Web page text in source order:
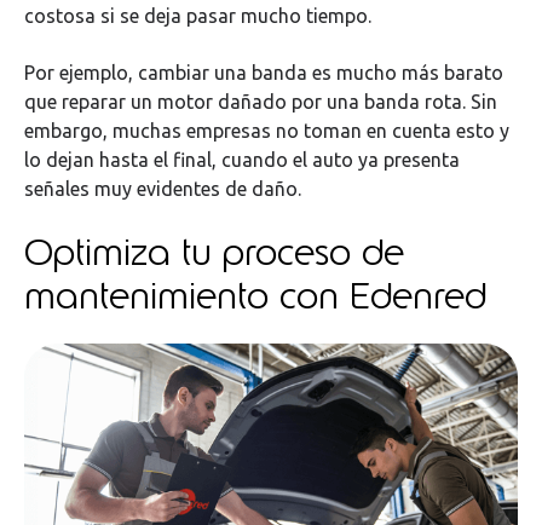
costosa si se deja pasar mucho tiempo.
Por ejemplo, cambiar una banda es mucho más barato
que reparar un motor dañado por una banda rota. Sin
embargo, muchas empresas no toman en cuenta esto y
lo dejan hasta el final, cuando el auto ya presenta
señales muy evidentes de daño.
Optimiza tu proceso de
mantenimiento con Edenred